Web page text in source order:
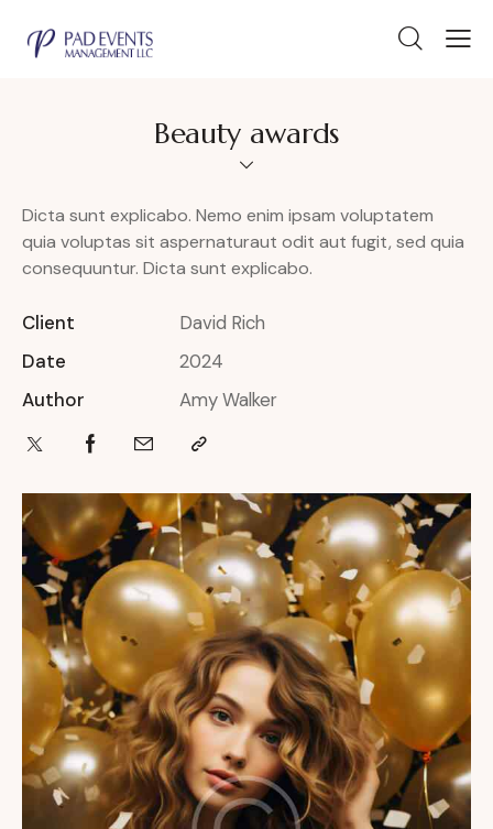
Beauty awards
Dicta sunt explicabo. Nemo enim ipsam voluptatem
quia voluptas sit aspernaturaut odit aut fugit, sed quia
consequuntur. Dicta sunt explicabo.
Client
David Rich
Date
2024
Author
Amy Walker